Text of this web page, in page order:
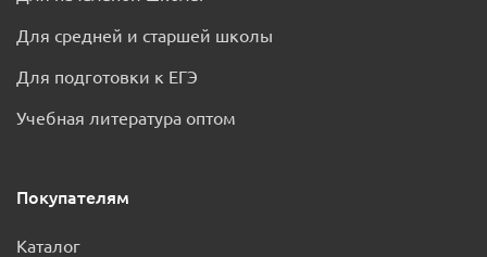
Для средней и старшей школы
Для подготовки к ЕГЭ
Учебная литература оптом
Покупателям
Каталог